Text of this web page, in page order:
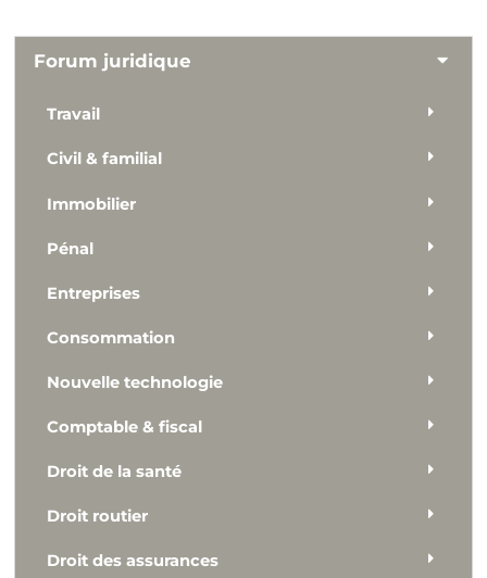
Forum juridique
Travail
Civil & familial
Immobilier
Pénal
Entreprises
Consommation
Nouvelle technologie
Comptable & fiscal
Droit de la santé
Droit routier
Droit des assurances